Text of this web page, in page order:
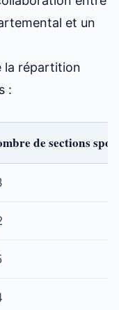
et un
la répartition
:
de sections